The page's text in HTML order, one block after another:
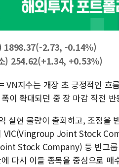
1898.37(-2.73, -0.14%)
) 254.62(+1.34, +0.53%)
VN지수는 개장 초 긍정적인 흐
이 확대되던 중 장 마감 직전
실현 물량이 출회하고, 조정을
VIC(Vingroup Joint Stock
Stock Company) 등 빈그룹
다시 이들 종목을 중심으로 매